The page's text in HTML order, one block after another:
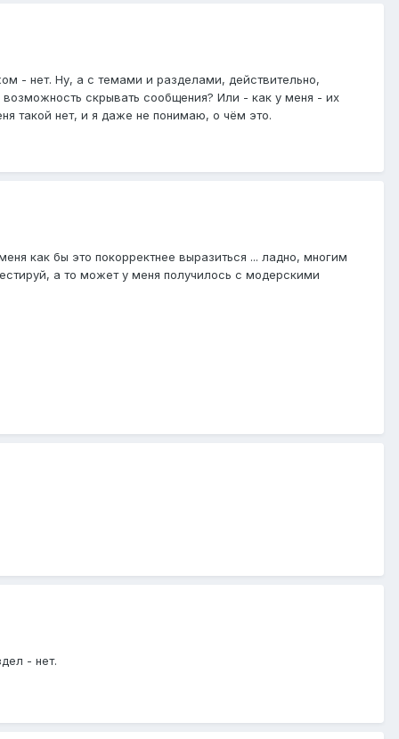
- нет. Ну, а с темами и разделами, действительно,
скрывать сообщения? Или - как у меня - их
такой нет, и я даже не понимаю, о чём это.
как бы это покорректнее выразиться ... ладно, многим
а то может у меня получилось с модерскими
- нет.